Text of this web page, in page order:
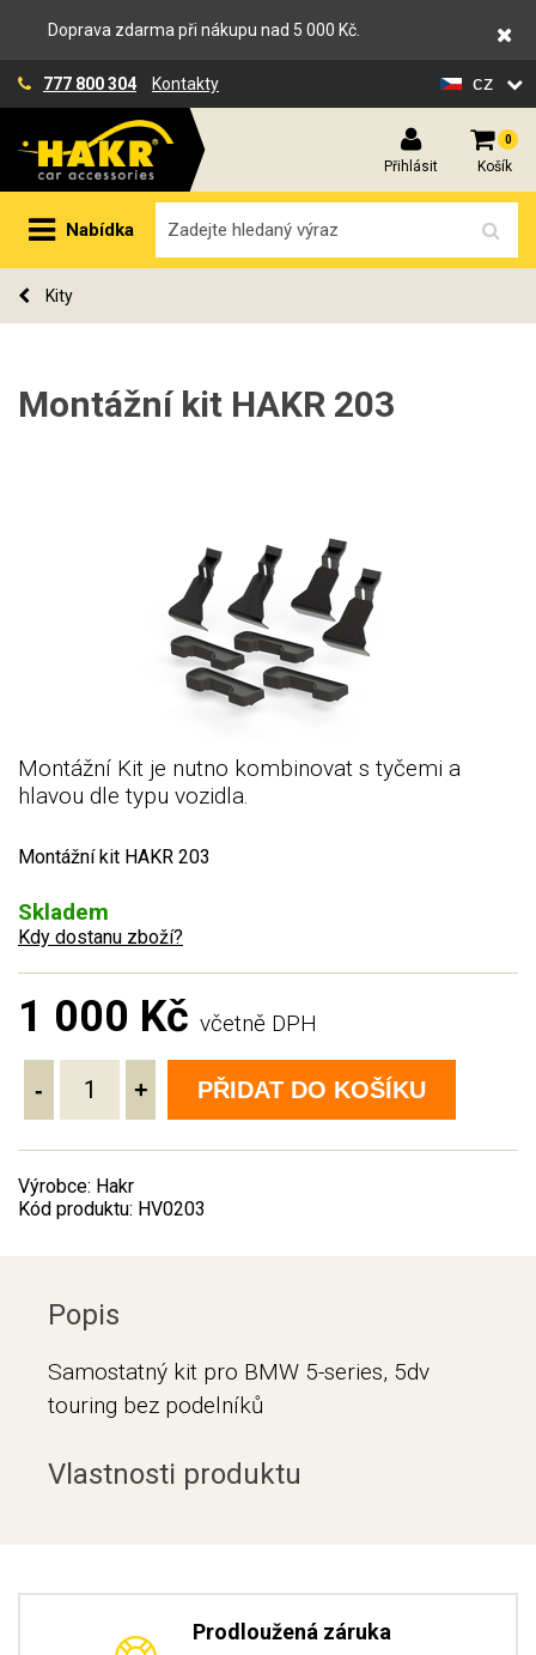
Doprava zdarma při nákupu nad 5 000 Kč.
777 800 304 Kontakty cz
Přihlásit
0
Košík
Nabídka
Kity
Montážní kit HAKR 203
Montážní Kit je nutno kombinovat s tyčemi a
hlavou dle typu vozidla.
Montážní kit HAKR 203
Skladem
Kdy dostanu zboží?
1 000 Kč včetně DPH
- + PŘIDAT DO KOŠÍKU
Výrobce: Hakr
Kód produktu: HV0203
Popis
Samostatný kit pro BMW 5-series, 5dv
touring bez podelníků
Vlastnosti produktu
Prodloužená záruka